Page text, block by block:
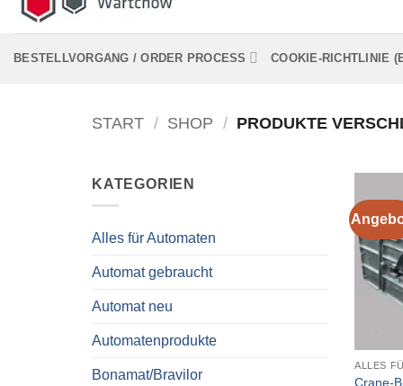
BESTELLVORGANG / ORDER PROCESS COOKIE-RICHTLINIE
START / SHOP / PRODUKTE
KATEGORIEN
Alles für Automaten
Automat gebraucht
Automat neu
Automatenprodukte
Bonamat/Bravilor
ALLES
Crane-